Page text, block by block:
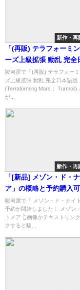
新作・再
「(再販) テラフォーミ
ーズ上級拡張 動乱 完全
(Terraforming Mars：
Turmoil)」の概略と予約
能なショップ紹介！
駿河屋で「(再販) テラフォー
ズ上級拡張 動乱 完全日本語版
(Terraforming Mars： Turmoil)
が...
新作・再
「[新品] メゾン・ド・
ア」の概略と予約購入
ョップ紹介！
駿河屋で「 メゾン・ド・ナイ
予約が開始しました！ メゾン
トメア 👆画像かテキストリン
クすると駿...